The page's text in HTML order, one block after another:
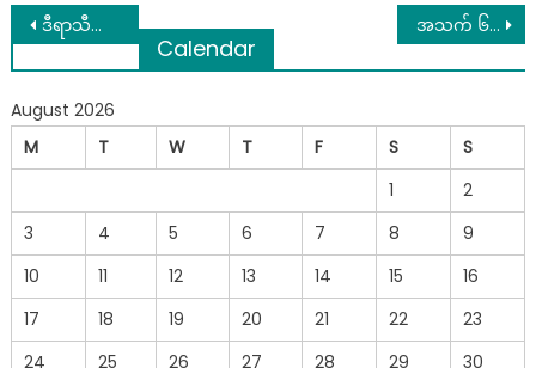
Post
navigation
ဒီရာသီဖွား (၅) ခုကတော့ လိုချင်ပြီဟေ့ ဆိုရင် ဘယ်လိုမှကို တားမရတော့ဘူး အသက် ၆နှစ်အရွယ်တည်းနဲ့ ကိုယ်ပိုင်စီးပွါးရေးလုပ်ငန်းတစ်ခုကိုစတင်ခဲ့တဲ့ ကောင်လေးတစ်ဦး
Calendar
August 2026
M
T W T F S
S
1
2
3
4 5 6 7 8
9
10
11 12 13 14 15
16
17
18 19 20 21 22
23
24
25 26 27 28 29
30